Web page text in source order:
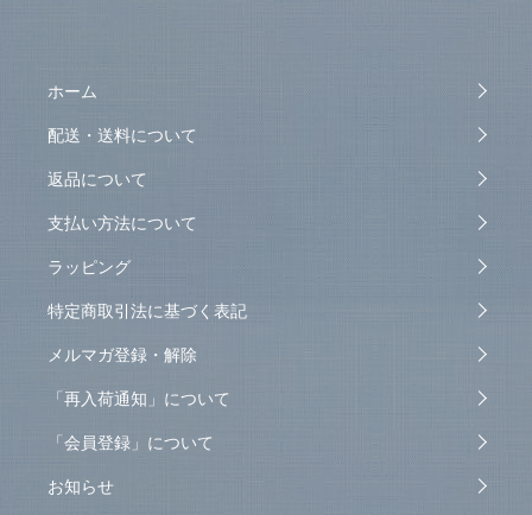
ホーム
配送・送料について
返品について
支払い方法について
ラッピング
特定商取引法に基づく表記
メルマガ登録・解除
「再入荷通知」について
「会員登録」について
お知らせ